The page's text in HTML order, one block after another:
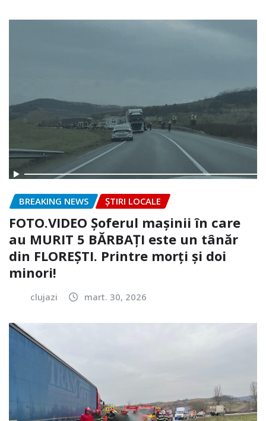
BREAKING NEWS ȘTIRI LOCALE
FOTO.VIDEO Șoferul mașinii în care
au MURIT 5 BĂRBAȚI este un tânăr
din FLOREȘTI. Printre morți și doi
minori!
clujazi mart. 30, 2026